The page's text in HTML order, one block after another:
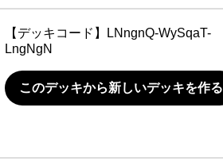
【デッキコード】
LNngnQ-WySqaT-
LngNgN
このデッキから新しいデッキを作る